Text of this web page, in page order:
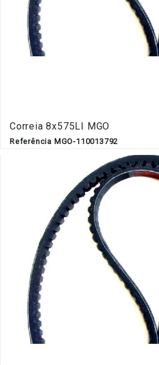
Correia 8x575LI MGO
Referência MGO-110013792